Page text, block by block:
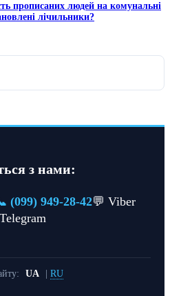
прописаних людей на комунальні
лічильники?
з нами:
(099) 949-28-42💬 Viber
UA RU